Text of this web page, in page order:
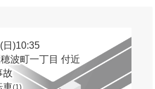
日)10:35
波町一丁目 付近
故
車(1)